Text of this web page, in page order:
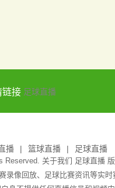
链接 足球直播
播 篮球直播 足球直播
Reserved. 关于我们 足球直播版
像回放、足球比赛资讯等实